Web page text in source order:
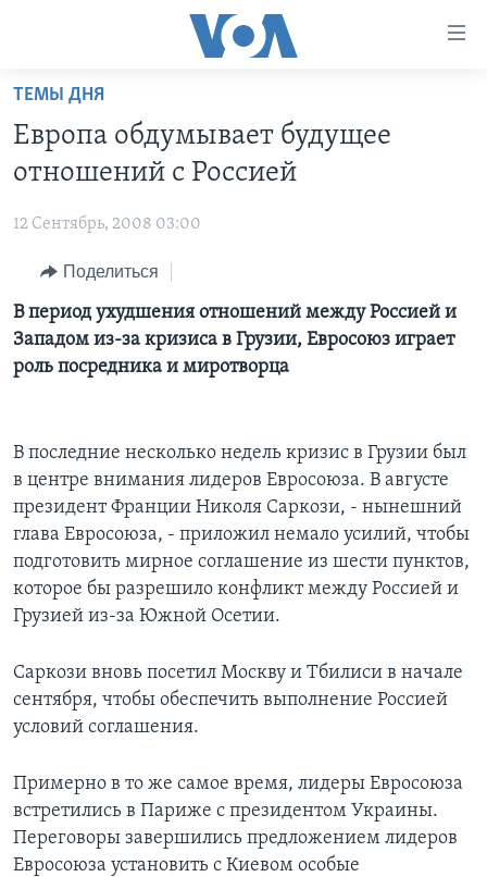
Перейти
основной
контент
навигации
Перейти
поиск
ПРОГРАММЫ
НОВОСТИ ЗА МИНУТУ
ИТОГИ
ПОЧЕМУ ЭТО ВАЖНО?
ДИСКУССИЯ VOA
АМЕРИКА. БОЛЬШОЕ ПУТЕШЕСТВИЕ
УЧИМ АНГЛИЙСКИЙ
НАША АМЕРИКАНСКАЯ ИСТОРИЯ
А КАК В АМЕРИКЕ?
АРТЕФАКТЫ
ЭКСПЕРТИЗА
ИНТЕРВЬЮ
ФАКТЫ ПРОТИВ ФЕЙКОВ
ЗА СВОБОДУ ПРЕССЫ
ПОДПИСКА НА НОВОСТИ
Learning English
СОЦИАЛЬНЫЕ СЕТИ
Языки
ТЕМЫ ДНЯ
Европа обдумывает будущее
отношений с Россией
12 Сентябрь, 2008 03:00
Поделиться
В период ухудшения отношений между Россией и
Западом из-за кризиса в Грузии, Евросоюз играет
роль посредника и миротворца
В последние несколько недель кризис в Грузии был
в центре внимания лидеров Евросоюза. В августе
президент Франции Николя Саркози, - нынешний
глава Евросоюза, - приложил немало усилий, чтобы
подготовить мирное соглашение из шести пунктов,
которое бы разрешило конфликт между Россией и
Грузией из-за Южной Осетии.
Саркози вновь посетил Москву и Тбилиси в начале
сентября, чтобы обеспечить выполнение Россией
условий соглашения.
Примерно в то же самое время, лидеры Евросоюза
встретились в Париже с президентом Украины.
Переговоры завершились предложением лидеров
Евросоюза установить с Киевом особые